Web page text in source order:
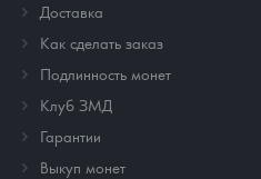
Доставка
Как сделать заказ
Подлинность монет
Клуб ЗМД
Гарантии
Выкуп монет